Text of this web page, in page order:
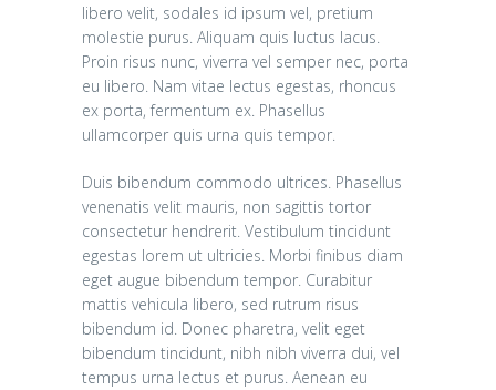
libero velit, sodales id ipsum vel, pretium
molestie purus. Aliquam quis luctus lacus.
Proin risus nunc, viverra vel semper nec, porta
eu libero. Nam vitae lectus egestas, rhoncus
ex porta, fermentum ex. Phasellus
ullamcorper quis urna quis tempor.
Duis bibendum commodo ultrices. Phasellus
venenatis velit mauris, non sagittis tortor
consectetur hendrerit. Vestibulum tincidunt
egestas lorem ut ultricies. Morbi finibus diam
eget augue bibendum tempor. Curabitur
mattis vehicula libero, sed rutrum risus
bibendum id. Donec pharetra, velit eget
bibendum tincidunt, nibh nibh viverra dui, vel
tempus urna lectus et purus. Aenean eu